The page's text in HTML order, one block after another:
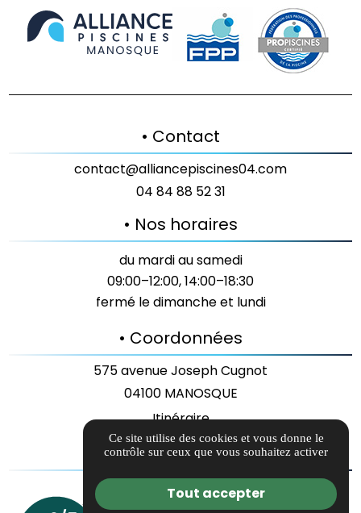
• Contact
contact@alliancepiscines04.com
04 84 88 52 31
• Nos horaires
du mardi au samedi
09:00–12:00, 14:00–18:30
fermé le dimanche et lundi
• Coordonnées
575 avenue Joseph Cugnot
04100 MANOSQUE
Itinéraire
• Liens utiles
Guide local
Informations complémentaires
Ce site utilise des cookies et vous donne le
contrôle sur ceux que vous souhaitez activer
Tout accepter